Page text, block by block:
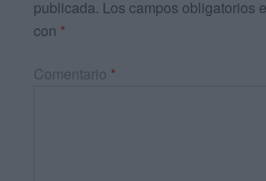
publicada. Los campos obligatorios
con *
Comentario *